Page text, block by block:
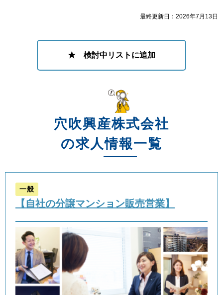
最終更新日：2026年7月13日
★ 検討中リストに追加
穴吹興産株式会社
の求人情報一覧
一般
【自社の分譲マンション販売営業】